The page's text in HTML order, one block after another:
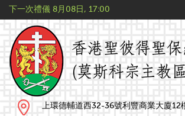
下一次禮儀 8月08日, 17:00
上環德輔道西32-36號利豐商業大廈12